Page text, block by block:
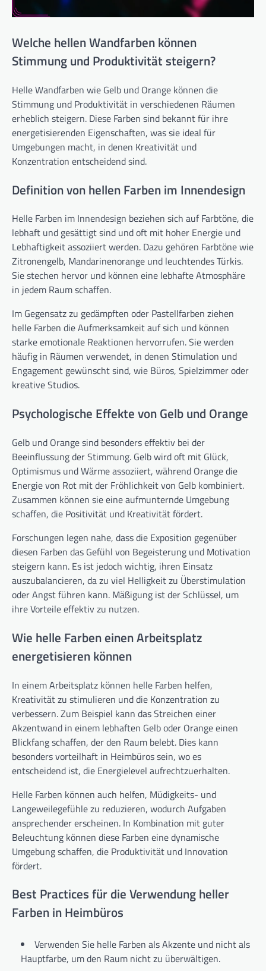
Welche hellen Wandfarben können
Stimmung und Produktivität steigern?
Helle Wandfarben wie Gelb und Orange können die
Stimmung und Produktivität in verschiedenen Räumen
erheblich steigern. Diese Farben sind bekannt für ihre
energetisierenden Eigenschaften, was sie ideal für
Umgebungen macht, in denen Kreativität und
Konzentration entscheidend sind.
Definition von hellen Farben im Innendesign
Helle Farben im Innendesign beziehen sich auf Farbtöne, die
lebhaft und gesättigt sind und oft mit hoher Energie und
Lebhaftigkeit assoziiert werden. Dazu gehören Farbtöne wie
Zitronengelb, Mandarinenorange und leuchtendes Türkis.
Sie stechen hervor und können eine lebhafte Atmosphäre
in jedem Raum schaffen.
Im Gegensatz zu gedämpften oder Pastellfarben ziehen
helle Farben die Aufmerksamkeit auf sich und können
starke emotionale Reaktionen hervorrufen. Sie werden
häufig in Räumen verwendet, in denen Stimulation und
Engagement gewünscht sind, wie Büros, Spielzimmer oder
kreative Studios.
Psychologische Effekte von Gelb und Orange
Gelb und Orange sind besonders effektiv bei der
Beeinflussung der Stimmung. Gelb wird oft mit Glück,
Optimismus und Wärme assoziiert, während Orange die
Energie von Rot mit der Fröhlichkeit von Gelb kombiniert.
Zusammen können sie eine aufmunternde Umgebung
schaffen, die Positivität und Kreativität fördert.
Forschungen legen nahe, dass die Exposition gegenüber
diesen Farben das Gefühl von Begeisterung und Motivation
steigern kann. Es ist jedoch wichtig, ihren Einsatz
auszubalancieren, da zu viel Helligkeit zu Überstimulation
oder Angst führen kann. Mäßigung ist der Schlüssel, um
ihre Vorteile effektiv zu nutzen.
Wie helle Farben einen Arbeitsplatz
energetisieren können
In einem Arbeitsplatz können helle Farben helfen,
Kreativität zu stimulieren und die Konzentration zu
verbessern. Zum Beispiel kann das Streichen einer
Akzentwand in einem lebhaften Gelb oder Orange einen
Blickfang schaffen, der den Raum belebt. Dies kann
besonders vorteilhaft in Heimbüros sein, wo es
entscheidend ist, die Energielevel aufrechtzuerhalten.
Helle Farben können auch helfen, Müdigkeits- und
Langeweilegefühle zu reduzieren, wodurch Aufgaben
ansprechender erscheinen. In Kombination mit guter
Beleuchtung können diese Farben eine dynamische
Umgebung schaffen, die Produktivität und Innovation
fördert.
Best Practices für die Verwendung heller
Farben in Heimbüros
Verwenden Sie helle Farben als Akzente und nicht als
Hauptfarbe, um den Raum nicht zu überwältigen.